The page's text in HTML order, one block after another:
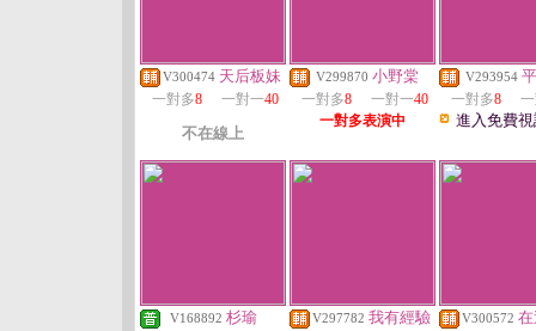
V300474 天后板妹
一對多8 一對一40
不在線上
V299870 小野棠
一對多8 一對一40
一對多表演中
V293954
一對多8
進入免費
V168892 杉瑜 V297782 我有經驗 V300572